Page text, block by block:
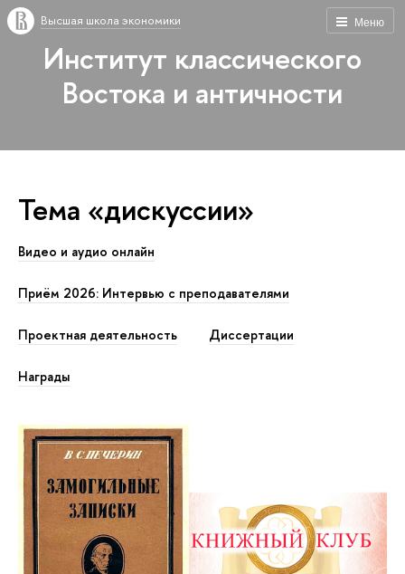
Меню
Высшая школа экономики
Институт классического
Востока и античности
Тема «дискуссии»
Видео и аудио онлайн
Приём 2026: Интервью с преподавателями
Проектная деятельность Диссертации
Награды